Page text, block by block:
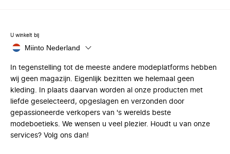
U winkelt bij
Miinto Nederland
In tegenstelling tot de meeste andere modeplatforms hebben
wij geen magazijn. Eigenlijk bezitten we helemaal geen
kleding. In plaats daarvan worden al onze producten met
liefde geselecteerd, opgeslagen en verzonden door
gepassioneerde verkopers van 's werelds beste
modeboetieks. We wensen u veel plezier. Houdt u van onze
services? Volg ons dan!